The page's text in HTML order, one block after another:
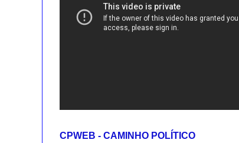
CPWEB - CAMINHO POLÍTICO